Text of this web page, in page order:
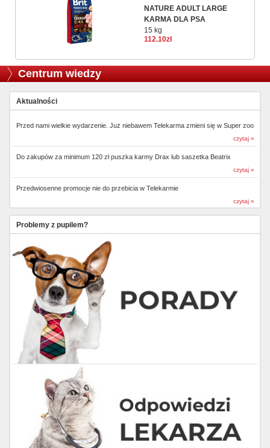
NATURE ADULT LARGE
KARMA DLA PSA
15 kg
112.10zł
Centrum wiedzy
Aktualności
Przed nami wielkie wydarzenie. Już niebawem Telekarma zmieni się w Super zoo
czytaj »
Do zakupów za minimum 120 zł puszka karmy Drax lub saszetka Beatrix
czytaj »
Przedwiosenne promocje nie do przebicia w Telekarmie
czytaj »
Problemy z pupilem?